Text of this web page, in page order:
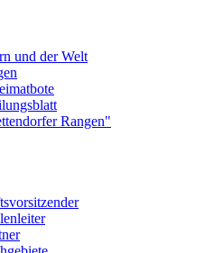
und der Welt
Rangen"